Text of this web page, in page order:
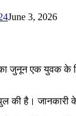
June 3, 2026
जुनून एक युवक के
की है। जानकारी